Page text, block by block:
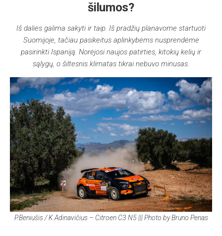
šilumos?
Iš dalies galima sakyti ir taip. Iš pradžių planavome startuoti
Suomijoje, tačiau pasikeitus aplinkybėms nusprendėme
pasirinkti Ispaniją. Norėjosi naujos patirties, kitokių kelių ir
sąlygų, o šiltesnis klimatas tikrai nebuvo minusas.
P.Beniušis / K.Adinavičius – Citroen C3 N5 ||| Photo by Bruno Penas